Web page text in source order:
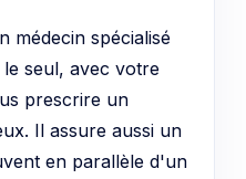
médecin spécialisé
seul, avec votre
prescrire un
Il assure aussi un
en parallèle d'un